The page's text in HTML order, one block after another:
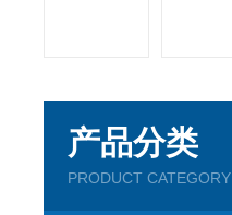
产品分类
PRODUCT CATEGORY